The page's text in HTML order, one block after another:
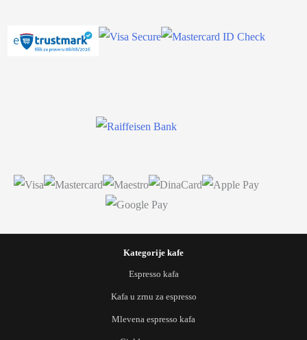
Kategorije kafe
Espresso kafa
Kafa u zrnu za espresso
Mlevena espresso kafa